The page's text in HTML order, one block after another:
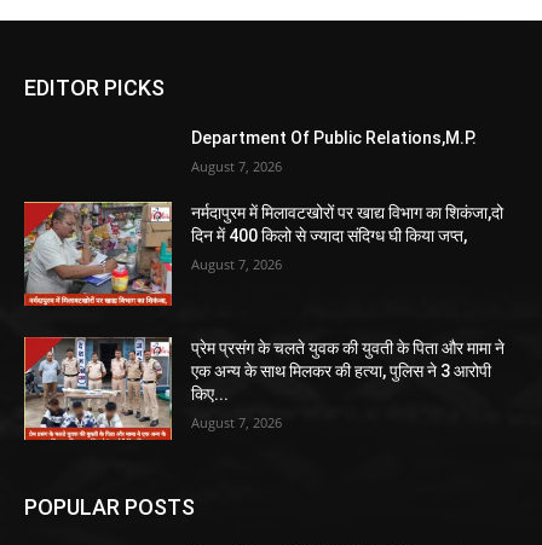
EDITOR PICKS
Department Of Public Relations,M.P.
August 7, 2026
नर्मदापुरम में मिलावटखोरों पर खाद्य विभाग का शिकंजा,दो
दिन में 400 किलो से ज्यादा संदिग्ध घी किया जप्त,
August 7, 2026
प्रेम प्रसंग के चलते युवक की युवती के पिता और मामा ने
एक अन्य के साथ मिलकर की हत्या, पुलिस ने 3 आरोपी
किए...
August 7, 2026
POPULAR POSTS